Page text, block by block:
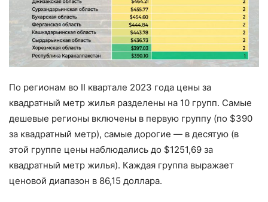
По регионам во II квартале 2023 года цены за
квадратный метр жилья разделены на 10 групп. Самые
дешевые регионы включены в первую группу (по $390
за квадратный метр), самые дорогие — в десятую (в
этой группе цены наблюдались до $1251,69 за
квадратный метр жилья). Каждая группа выражает
ценовой диапазон в 86,15 доллара.